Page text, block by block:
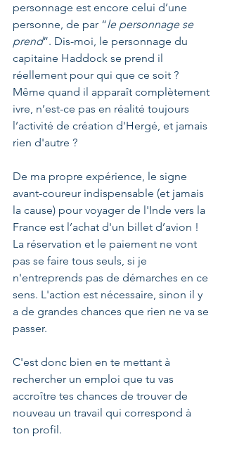
personnage est encore celui d’une
personne, de par “le personnage se
prend”. Dis-moi, le personnage du
capitaine Haddock se prend il
réellement pour qui que ce soit ?
Même quand il apparaît complètement
ivre, n’est-ce pas en réalité toujours
l’activité de création d'Hergé, et jamais
rien d'autre ?
De ma propre expérience, le signe
avant-coureur indispensable (et jamais
la cause) pour voyager de l'Inde vers la
France est l’achat d'un billet d’avion !
La réservation et le paiement ne vont
pas se faire tous seuls, si je
n'entreprends pas de démarches en ce
sens. L'action est nécessaire, sinon il y
a de grandes chances que rien ne va se
passer.
C'est donc bien en te mettant à
rechercher un emploi que tu vas
accroître tes chances de trouver de
nouveau un travail qui correspond à
ton profil.